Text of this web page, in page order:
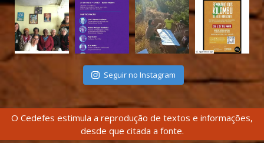
Seguir no Instagram
O Cedefes estimula a reprodução de textos e informações,
desde que citada a fonte.